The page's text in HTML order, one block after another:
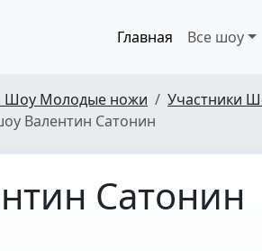
Главная Все шоу
Шоу Молодые ножи
Участники
Валентин Сатонин
Сатонин